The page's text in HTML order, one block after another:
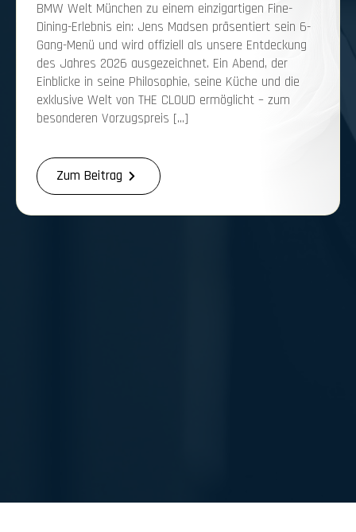
BMW Welt München zu einem einzigartigen Fine-
Dining-Erlebnis ein: Jens Madsen präsentiert sein 6-
Gang-Menü und wird offiziell als unsere Entdeckung
des Jahres 2026 ausgezeichnet. Ein Abend, der
Einblicke in seine Philosophie, seine Küche und die
exklusive Welt von THE CLOUD ermöglicht – zum
besonderen Vorzugspreis […]
Zum Beitrag